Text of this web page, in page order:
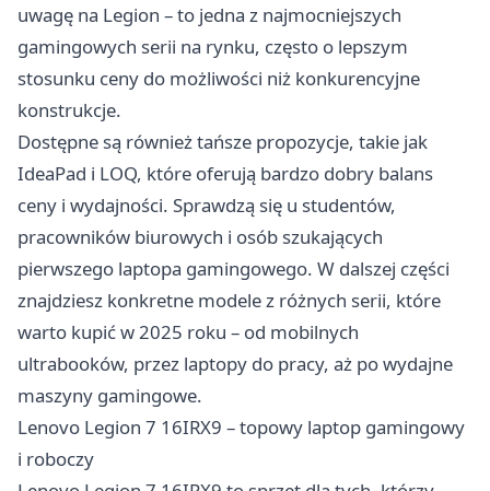
uwagę na Legion – to jedna z najmocniejszych
gamingowych serii na rynku, często o lepszym
stosunku ceny do możliwości niż konkurencyjne
konstrukcje.
Dostępne są również tańsze propozycje, takie jak
IdeaPad i LOQ, które oferują bardzo dobry balans
ceny i wydajności. Sprawdzą się u studentów,
pracowników biurowych i osób szukających
pierwszego laptopa gamingowego. W dalszej części
znajdziesz konkretne modele z różnych serii, które
warto kupić w 2025 roku – od mobilnych
ultrabooków, przez laptopy do pracy, aż po wydajne
maszyny gamingowe.
Lenovo Legion 7 16IRX9 – topowy laptop gamingowy
i roboczy